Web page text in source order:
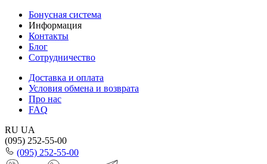
Бонусная система
Информация
Контакты
Блог
Сотрудничество
Доставка и оплата
Условия обмена и возврата
Про нас
FAQ
RU UA
(095) 252-55-00
(095) 252-55-00